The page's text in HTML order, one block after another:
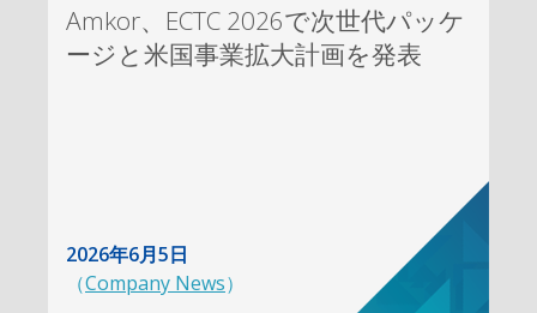
Amkor、ECTC 2026で次世代パッケ
ージと米国事業拡大計画を発表
2026年6月5日
（Company News）